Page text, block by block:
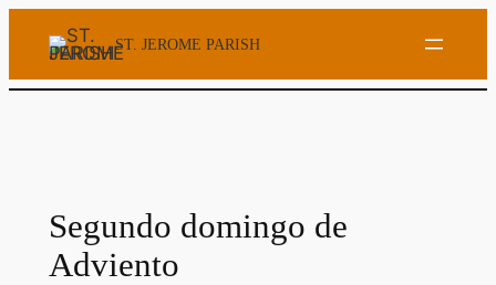
content
ST. JEROME PARISH
Segundo domingo de
Adviento